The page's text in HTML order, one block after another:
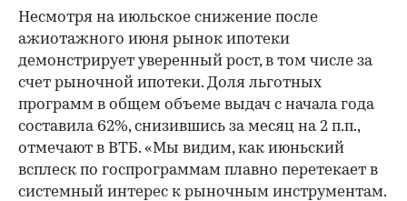
Несмотря на июльское снижение после
ажиотажного июня рынок ипотеки
демонстрирует уверенный рост, в том числе за
счет рыночной ипотеки. Доля льготных
программ в общем объеме выдач с начала года
составила 62%, снизившись за месяц на 2 п.п.,
отмечают в ВТБ. «Мы видим, как июньский
всплеск по госпрограммам плавно перетекает в
системный интерес к рыночным инструментам.